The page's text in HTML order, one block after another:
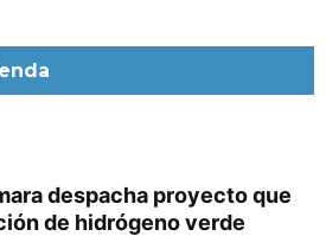
despacha proyecto que
de hidrógeno verde